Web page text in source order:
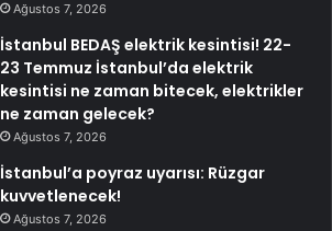
Ağustos 7, 2026
İstanbul BEDAŞ elektrik kesintisi! 22-
23 Temmuz İstanbul’da elektrik
kesintisi ne zaman bitecek, elektrikler
ne zaman gelecek?
Ağustos 7, 2026
İstanbul’a poyraz uyarısı: Rüzgar
kuvvetlenecek!
Ağustos 7, 2026